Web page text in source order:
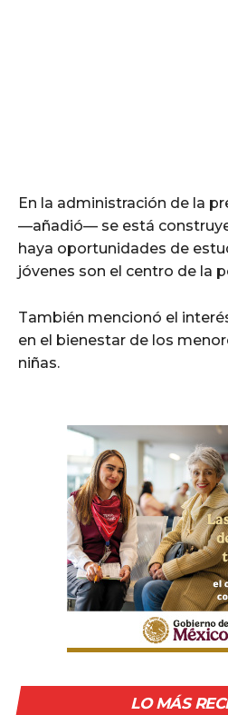
En la administración de la
—añadió— se está
haya oportunidades de
jóvenes son el centro de la
También mencionó el
en el bienestar de los
niñas.
LO MÁS